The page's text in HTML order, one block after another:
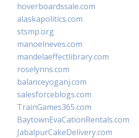
hoverboardssale.com
alaskapolitics.com
stsmp.org
manoelneves.com
mandelaeffectlibrary.com
roselynns.com
balanceyoganj.com
salesforceblogs.com
TrainGames365.com
BaytownEvaCationRentals.com
JabalpurCakeDelivery.com